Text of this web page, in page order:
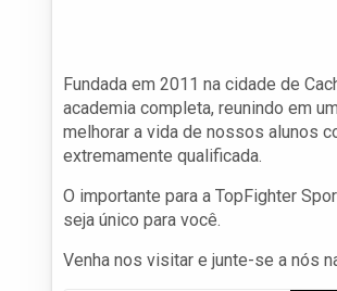
Fundada em 2011 na cidade de
academia completa, reunindo em
melhorar a vida de nossos alunos
extremamente qualificada.
O importante para a TopFighter
seja único para você.
Venha nos visitar e junte-se a nós